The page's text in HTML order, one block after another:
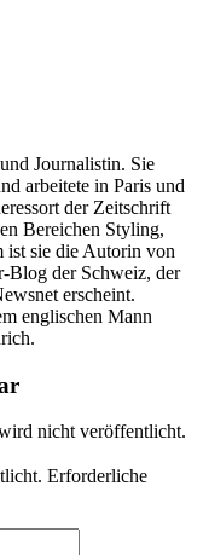
Journalistin. Sie
arbeitete in Paris und
der Zeitschrift
Bereichen Styling,
ist sie die Autorin von
Blog der Schweiz, der
erscheint.
englischen Mann
nicht veröffentlicht.
Erforderliche